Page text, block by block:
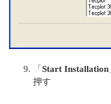
「Start Installation
押す